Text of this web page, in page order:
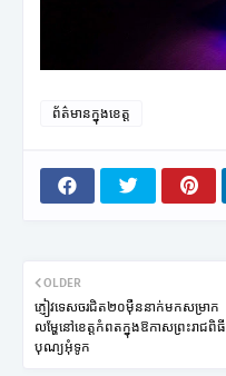
ព័ត៌មានក្នុងខេត្ត
OLDER
ភ្ញៀវទេសចរជិត២០ម៉ឺននាក់មកសម្រាក
លម្ហែនៅខេត្តកំពតក្នុងឱកាសព្រះរាជពិធី
បុណ្យអុំទូក